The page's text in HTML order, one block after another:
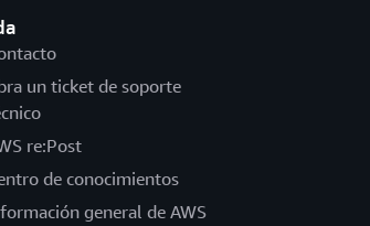
un ticket de soporte
re:Post
de conocimientos
general de AWS